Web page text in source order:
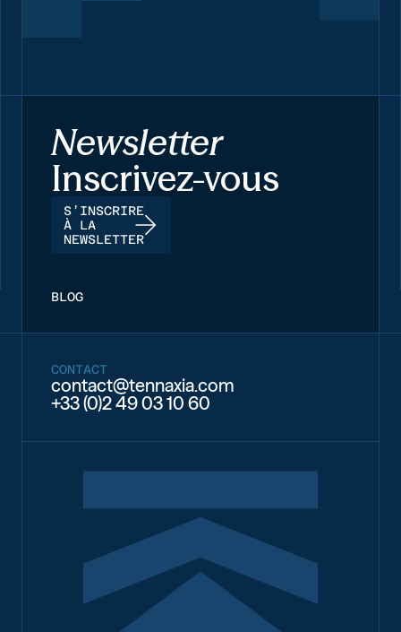
Newsletter
Inscrivez-vous
S’INSCRIRE
À LA
NEWSLETTER
BLOG
CONTACT
contact@tennaxia.com
+33 (0)2 49 03 10 60